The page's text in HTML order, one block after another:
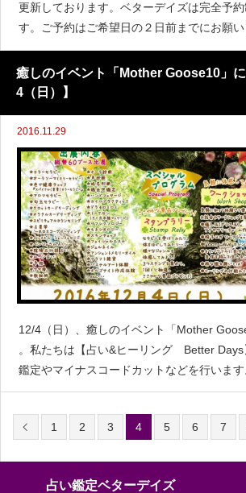
更新しております。ベターデイズは完全予
す。ご予約はご希望日の２日前までにお願
約お申込みは承っておりません）。
癒しのイベント「Mother Goose10」
4（日）】
2016.11.29
12/4（日）、癒しのイベント「Mother
。私たちは【占い&ヒーリング Better Days
鑑定やマイナスコードカットなどを行います
1 2 3 4 5 6 7
占い鑑定ベターデイズ